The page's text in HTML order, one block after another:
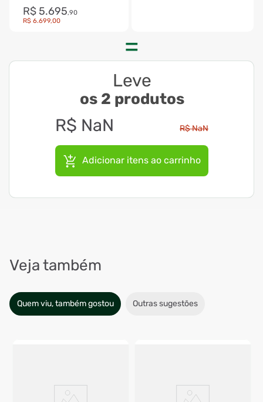
R$ 5.695,90
R$ 6.699,00
Leve
os 2 produtos
R$ NaN R$NaN
Adicionar itens ao carrinho
Veja também
Quem viu, também gostou Outras sugestões